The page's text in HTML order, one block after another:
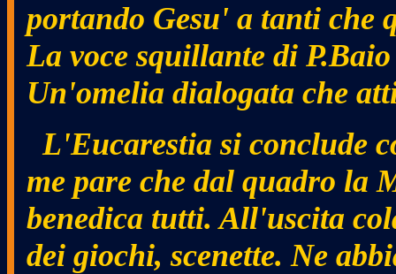
portando Gesu' a tanti che
La voce squillante di
Un'omelia dialogata che
L'Eucarestia si conclude
me pare che dal quadro la
benedica tutti. All'uscita
dei giochi, scenette. Ne